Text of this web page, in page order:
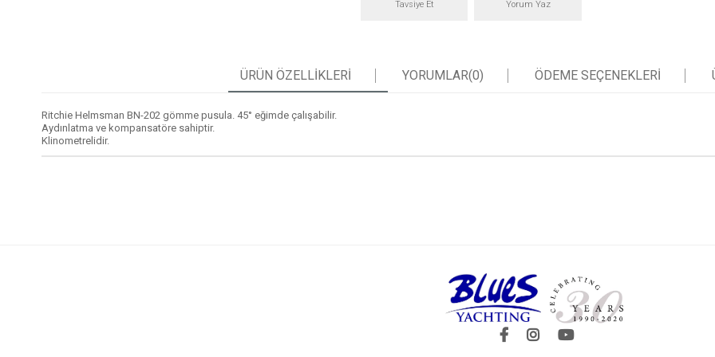
Tavsiye Et Yorum Yaz
ÜRÜN ÖZELLIKLERI YORUMLAR(0) ÖDEME SEÇENEKLERI
Ritchie Helmsman BN-202 gömme pusula. 45° eğimde çalışabilir.
Aydınlatma ve kompansatöre sahiptir.
Klinometrelidir.